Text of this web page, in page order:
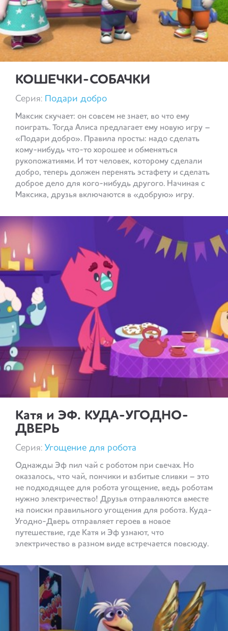
КОШЕЧКИ-СОБАЧКИ
Серия: Подари добро
Максик скучает: он совсем не знает, во что ему
поиграть. Тогда Алиса предлагает ему новую игру –
«Подари добро». Правила просты: надо сделать
кому-нибудь что-то хорошее и обменяться
рукопожатиями. И тот человек, которому сделали
добро, теперь должен перенять эстафету и сделать
доброе дело для кого-нибудь другого. Начиная с
Максика, друзья включаются в «добрую» игру.
Катя и ЭФ. КУДА-УГОДНО-
ДВЕРЬ
Серия: Угощение для робота
Однажды Эф пил чай с роботом при свечах. Но
оказалось, что чай, пончики и взбитые сливки – это
не подходящее для робота угощение, ведь роботам
нужно электричество! Друзья отправляются вместе
на поиски правильного угощения для робота. Куда-
Угодно-Дверь отправляет героев в новое
путешествие, где Катя и Эф узнают, что
электричество в разном виде встречается повсюду.